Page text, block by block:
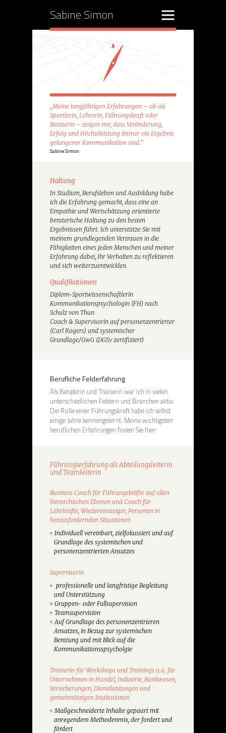
Sabine Simon
„Meine langjährigen Erfahrungen – ob als
Sportlerin, Lehrerin, Führungskraft oder
Beraterin – zeigen mir, dass Veränderung,
Erfolg und Höchstleistung immer ein Ergebnis
gelungener Kommunikation sind.”
Sabine Simon
Haltung
In Studium, Berufsleben und Ausbildung habe
ich die Erfahrung gemacht, dass eine an
Empathie und Wertschätzung orientierte
beraterische Haltung zu den besten
Ergebnissen führt. Ich unterstütze Sie mit
meinem grundlegenden Vertrauen in die
Fähigkeiten eines jeden Menschen und meiner
Erfahrung dabei, Ihr Verhalten zu reflektieren
und sich weiterzuentwicklen.
Qualifikationen
Diplom-Sportwissenschaftlerin
Kommunikationspsychologin (FH) nach
Schulz von Thun
Coach & Supervisorin auf personenzentrierter
(Carl Rogers) und systemischer
Grundlage/GwG (DGSv zertifiziert)
Berufliche Felderfahrung
Als Beraterin und Trainerin war ich in vielen
unterschiedlichen Feldern und Branchen aktiv.
Die Rolle einer Führungskraft habe ich selbst
einige Jahre kennengelernt. Meine wichtigsten
beruflichen Erfahrungen finden Sie hier:
Führungserfahrung als Abteilungsleiterin
und Teamleiterin
Business Coach für Führungskräfte auf allen
hie­rarchischen Ebenen und Coach für
Lehrkräfte, Wiedereinsteiger, Personen in
herausfordernden Situationen
Individuell vereinbart, zielfokussiert und auf
Grundlage des systemischen und
personenzentrierten Ansatzes
Supervisorin
professionelle und langfristige Begleitung
und Unterstützung
Gruppen- oder Fallsupervision
Teamsupervision
Auf Grundlage des personenzentrieren
Ansatzes, in Bezug zur systemischen
Beratung und mit Blick auf die
Kommunikationsspsycholgie
Trainerin für Workshops und Trainings u.a. für
Unternehmen in Handel, Industrie, Bankwesen,
Versicherungen, Dienstleistungen und
gemeinnützigen Institutionen
Maßgeschneiderte Inhalte gepaart mit
anregendem Methodenmix, der fordert und
fördert